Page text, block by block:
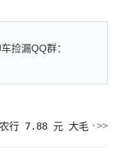
捡漏QQ群：
农行 7.88 元 大毛